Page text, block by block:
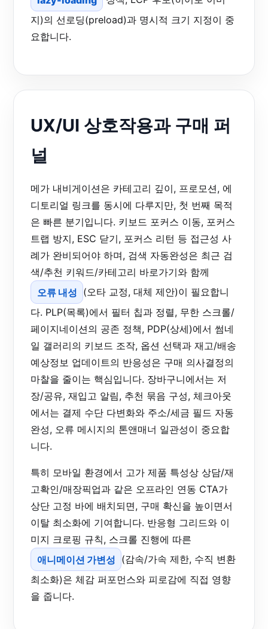
지)의 선로딩(preload)과 명시적 크기 지정이 중
요합니다.
UX/UI 상호작용과 구매 퍼
널
메가 내비게이션은 카테고리 깊이, 프로모션, 에
디토리얼 링크를 동시에 다루지만, 첫 번째 목적
은 빠른 분기입니다. 키보드 포커스 이동, 포커스
트랩 방지, ESC 닫기, 포커스 리턴 등 접근성 사
례가 완비되어야 하며, 검색 자동완성은 최근 검
색/추천 키워드/카테고리 바로가기와 함께
오류 내성 (오타 교정, 대체 제안)이 필요합니
다. PLP(목록)에서 필터 칩과 정렬, 무한 스크롤/
페이지네이션의 공존 정책, PDP(상세)에서 썸네
일 갤러리의 키보드 조작, 옵션 선택과 재고/배송
예상정보 업데이트의 반응성은 구매 의사결정의
마찰을 줄이는 핵심입니다. 장바구니에서는 저
장/공유, 재입고 알림, 추천 묶음 구성, 체크아웃
에서는 결제 수단 다변화와 주소/세금 필드 자동
완성, 오류 메시지의 톤앤매너 일관성이 중요합
니다.
특히 모바일 환경에서 고가 제품 특성상 상담/재
고확인/매장픽업과 같은 오프라인 연동 CTA가
상단 고정 바에 배치되면, 구매 확신을 높이면서
이탈 최소화에 기여합니다. 반응형 그리드와 이
미지 크로핑 규칙, 스크롤 진행에 따른
애니메이션 가변성 (감속/가속 제한, 수직 변환
최소화)은 체감 퍼포먼스와 피로감에 직접 영향
을 줍니다.